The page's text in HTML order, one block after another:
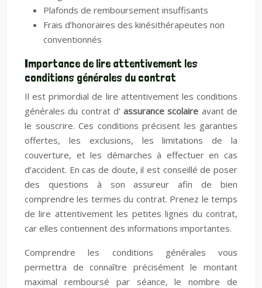
Plafonds de remboursement insuffisants
Frais d’honoraires des kinésithérapeutes non
conventionnés
Importance de lire attentivement les
conditions générales du contrat
Il est primordial de lire attentivement les conditions
générales du contrat d’assurance scolaire avant de
le souscrire. Ces conditions précisent les garanties
offertes, les exclusions, les limitations de la
couverture, et les démarches à effectuer en cas
d’accident. En cas de doute, il est conseillé de poser
des questions à son assureur afin de bien
comprendre les termes du contrat. Prenez le temps
de lire attentivement les petites lignes du contrat,
car elles contiennent des informations importantes.
Comprendre les conditions générales vous
permettra de connaître précisément le montant
maximal remboursé par séance, le nombre de